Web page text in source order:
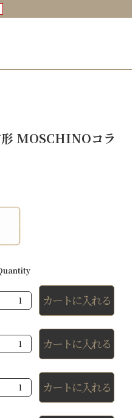
MOSCHINOコラ
カートに入れる
カートに入れる
カートに入れる